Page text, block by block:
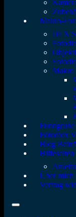
Makro-
DLX
Makro
Fundgrube
Fotodiox
Blog
Hilfeseiten
Über mich
Vertrag